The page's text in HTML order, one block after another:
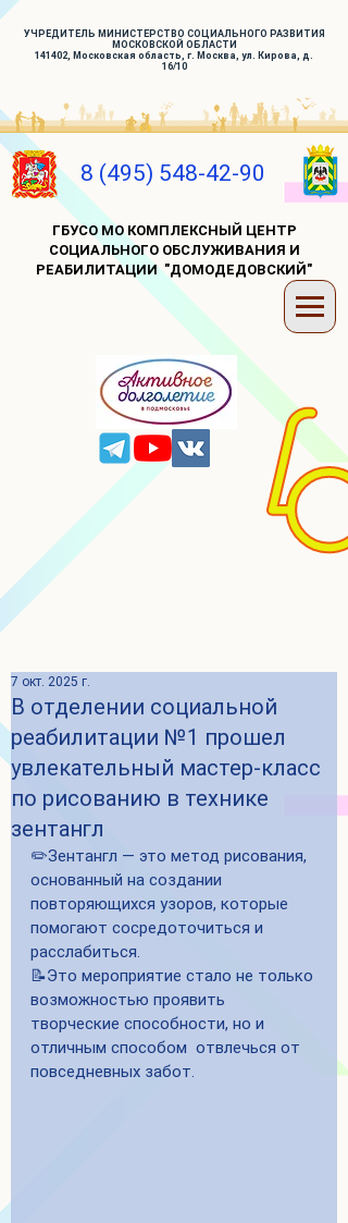
УЧРЕДИТЕЛЬ МИНИСТЕРСТВО СОЦИАЛЬНОГО РАЗВИТИЯ
МОСКОВСКОЙ ОБЛАСТИ
141402, Московская область, г. Москва, ул. Кирова, д.
16/10
8 (495) 548-42-90
ГБУСО МО КОМПЛЕКСНЫЙ ЦЕНТР
СОЦИАЛЬНОГО ОБСЛУЖИВАНИЯ И
РЕАБИЛИТАЦИИ "ДОМОДЕДОВСКИЙ"
В отделении социальной
реабилитации №1 прошел
увлекательный мастер-класс
по рисованию в технике
зентангл
7 окт. 2025 г.
✏️Зентангл — это метод рисования,
основанный на создании
повторяющихся узоров, которые
помогают сосредоточиться и
расслабиться.
📝Это мероприятие стало не только
возможностью проявить
творческие способности, но и
отличным способом  отвлечься от
повседневных забот.